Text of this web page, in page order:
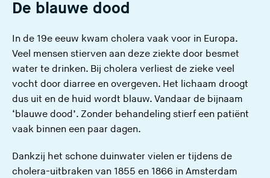
De blauwe dood
In de 19e eeuw kwam cholera vaak voor in Europa.
Veel mensen stierven aan deze ziekte door besmet
water te drinken. Bij cholera verliest de zieke veel
vocht door diarree en overgeven. Het lichaam droogt
dus uit en de huid wordt blauw. Vandaar de bijnaam
‘blauwe dood’. Zonder behandeling stierf een patiënt
vaak binnen een paar dagen.
Dankzij het schone duinwater vielen er tijdens de
cholera-uitbraken van 1855 en 1866 in Amsterdam